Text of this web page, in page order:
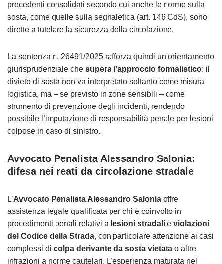
precedenti consolidati secondo cui anche le norme sulla
sosta, come quelle sulla segnaletica (art. 146 CdS), sono
dirette a tutelare la sicurezza della circolazione.
La sentenza n. 26491/2025 rafforza quindi un orientamento
giurisprudenziale che supera l’approccio formalistico: il
divieto di sosta non va interpretato soltanto come misura
logistica, ma – se previsto in zone sensibili – come
strumento di prevenzione degli incidenti, rendendo
possibile l’imputazione di responsabilità penale per lesioni
colpose in caso di sinistro.
Avvocato Penalista Alessandro Salonia:
difesa nei reati da circolazione stradale
L’Avvocato Penalista Alessandro Salonia offre
assistenza legale qualificata per chi è coinvolto in
procedimenti penali relativi a lesioni stradali e violazioni
del Codice della Strada, con particolare attenzione ai casi
complessi di colpa derivante da sosta vietata o altre
infrazioni a norme cautelari. L’esperienza maturata nel